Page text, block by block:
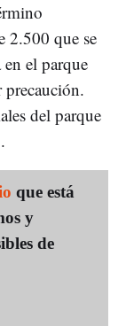
2.500 que se
el parque
precaución.
del parque
que está
y
de